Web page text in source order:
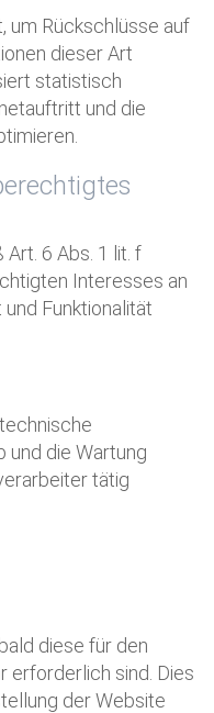
um Rückschlüsse auf
dieser Art
statistisch
und die
6 Abs. 1 lit. f
Interesses an
Funktionalität
und die Wartung
tätig
diese für den
erforderlich sind. Dies
der Website